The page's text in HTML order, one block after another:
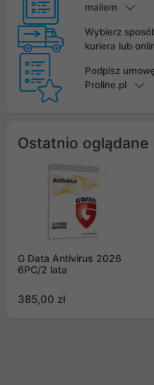
mailem
Wybierz
kuriera lub
Podpisz
Proline.pl
Ostatnio oglądane
G Data Antivirus 2026
6PC/2 lata
385,00 zł